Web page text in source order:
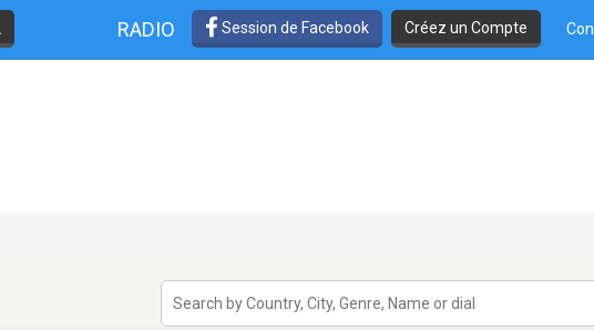
RADIO Session de Facebook Créez un Compte